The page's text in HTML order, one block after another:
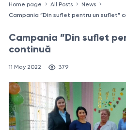
Home page All Posts
News
Campania ”Din suflet pentru un suflet”
Campania ”Din suflet
continuă
11 May 2022 379